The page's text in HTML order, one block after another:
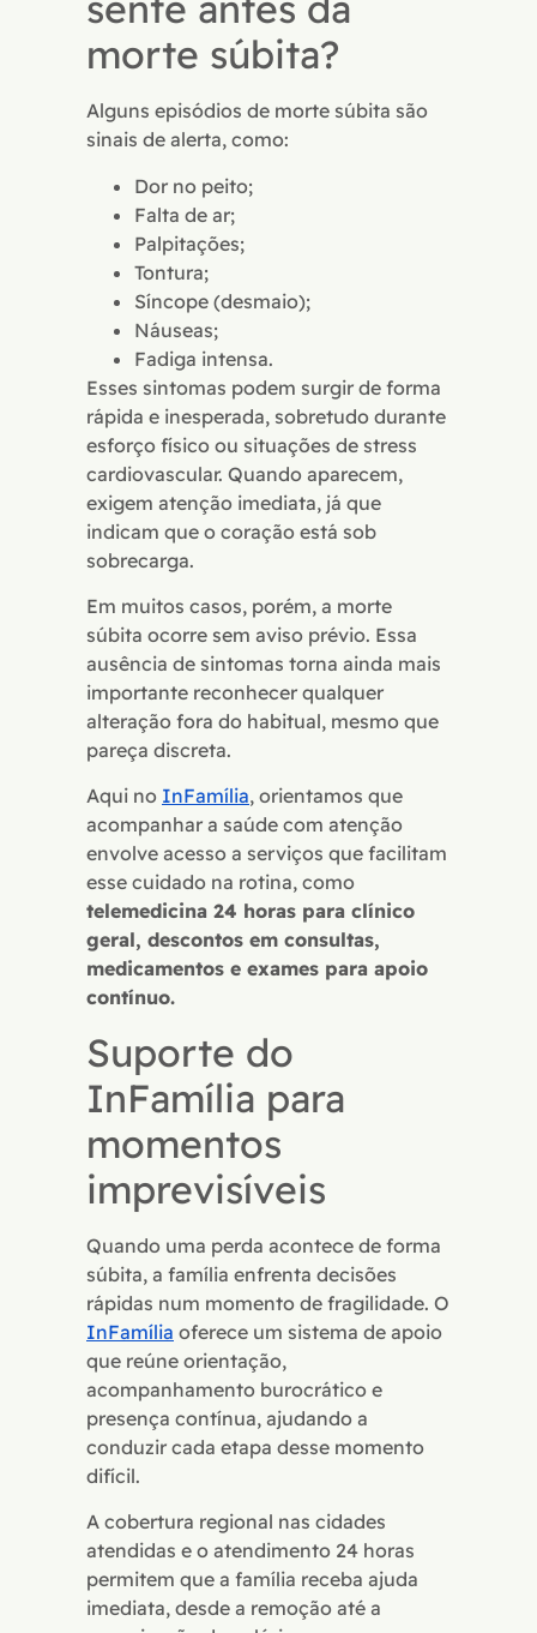
morte súbita?
Alguns episódios de morte súbita são
sinais de alerta, como:
Dor no peito;
Falta de ar;
Palpitações;
Tontura;
Síncope (desmaio);
Náuseas;
Fadiga intensa.
Esses sintomas podem surgir de forma
rápida e inesperada, sobretudo durante
esforço físico ou situações de stress
cardiovascular. Quando aparecem,
exigem atenção imediata, já que
indicam que o coração está sob
sobrecarga.
Em muitos casos, porém, a morte
súbita ocorre sem aviso prévio. Essa
ausência de sintomas torna ainda mais
importante reconhecer qualquer
alteração fora do habitual, mesmo que
pareça discreta.
Aqui no InFamília, orientamos que
acompanhar a saúde com atenção
envolve acesso a serviços que facilitam
esse cuidado na rotina, como
telemedicina 24 horas para clínico
geral, descontos em consultas,
medicamentos e exames para apoio
contínuo.
Suporte do
InFamília para
momentos
imprevisíveis
Quando uma perda acontece de forma
súbita, a família enfrenta decisões
rápidas num momento de fragilidade. O
InFamília oferece um sistema de apoio
que reúne orientação,
acompanhamento burocrático e
presença contínua, ajudando a
conduzir cada etapa desse momento
difícil.
A cobertura regional nas cidades
atendidas e o atendimento 24 horas
permitem que a família receba ajuda
imediata, desde a remoção até a